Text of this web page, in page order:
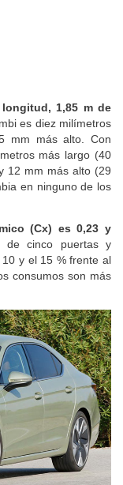
1,85 m de
es diez milímetros
mm más alto. Con
más largo (40
12 mm más alto (29
en ninguno de los
(Cx) es 0,23 y
de cinco puertas y
y el 15 % frente al
consumos son más